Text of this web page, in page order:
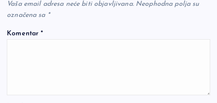
Vaša email adresa neće biti objavljivana. Neophodna polja su
označena sa *
Komentar*